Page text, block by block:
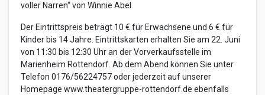
voller Narren“ von Winnie Abel.
Der Eintrittspreis beträgt 10 € für Erwachsene und 6 € für
Kinder bis 14 Jahre. Eintrittskarten erhalten Sie am 22. Juni
von 11:30 bis 12:30 Uhr an der Vorverkaufsstelle im
Marienheim Rottendorf. Ab dem Abend können Sie unter
Telefon 0176/56224757 oder jederzeit auf unserer
Homepage www.theatergruppe-rottendorf.de ebenfalls